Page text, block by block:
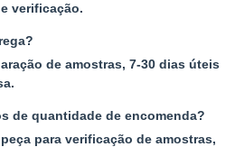
verificação.
de amostras, 7-30 dias úteis
de quantidade de encomenda?
para verificação de amostras,